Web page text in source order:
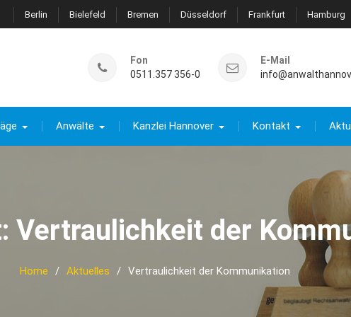
Berlin Bielefeld Bremen Düsseldorf Frankfurt Hamburg
Fon
0511.357 356-0
E-Mail
Anwälte Kanzlei Hannover Kontakt
Vertraulichkeit der
Home Aktuelles Vertraulichkeit der Kommunikation